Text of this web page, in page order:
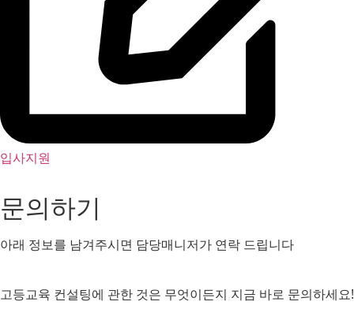
입사지원
문의하기
아래 정보를 남겨주시면 담당매니저가 연락 드립니다
고등교육 컨설팅에 관한 것은 무엇이든지 지금 바로 문의하세요!